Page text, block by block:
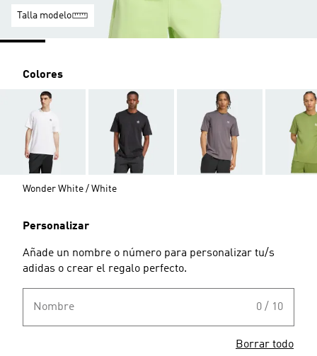
Talla modelo
Colores
Wonder White / White
Personalizar
Añade un nombre o número para personalizar tu/s
adidas o crear el regalo perfecto.
Nombre 0 / 10
Borrar todo